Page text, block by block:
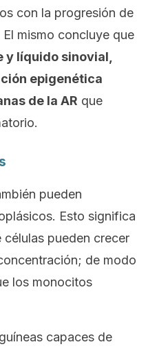
con la progresión de
mismo concluye que
y líquido sinovial,
epigenética
de la AR que
pueden
Esto significa
pueden crecer
de modo
los monocitos
capaces de